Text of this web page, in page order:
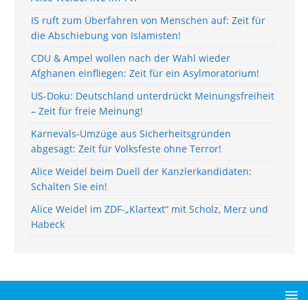
IS ruft zum Überfahren von Menschen auf: Zeit für
die Abschiebung von Islamisten!
CDU & Ampel wollen nach der Wahl wieder
Afghanen einfliegen: Zeit für ein Asylmoratorium!
US-Doku: Deutschland unterdrückt Meinungsfreiheit
– Zeit für freie Meinung!
Karnevals-Umzüge aus Sicherheitsgründen
abgesagt: Zeit für Volksfeste ohne Terror!
Alice Weidel beim Duell der Kanzlerkandidaten:
Schalten Sie ein!
Alice Weidel im ZDF-„Klartext“ mit Scholz, Merz und
Habeck